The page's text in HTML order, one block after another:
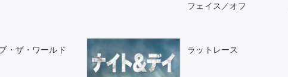
フェイス／オフ
・ザ・ワールド ラットレース